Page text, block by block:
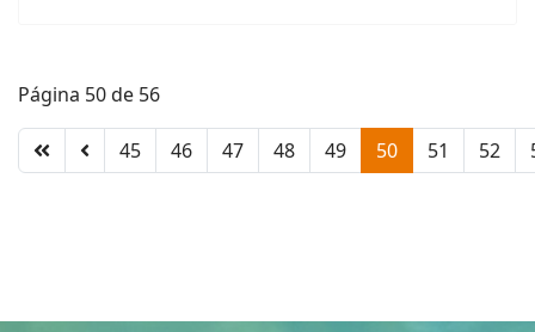
Página 50 de 56
45 46 47 48 49 50 51 52